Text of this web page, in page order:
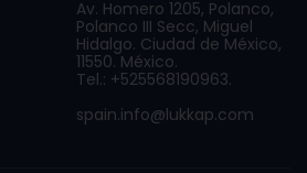
Av. Homero 1205, Polanco,
Polanco III Secc, Miguel
Hidalgo. Ciudad de México,
11550. México.
Tel.: +525568190963.
spain.info@lukkap.com